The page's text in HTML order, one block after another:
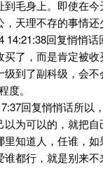
到毛身上。即使在
天理不存的事情还
14:21:38回复悄悄话
买了，而是肯定被
级到了副科级，会
度。
回复悄悄话所以
以为可以的，就把
里知道人，任谁，
谁都行，就是别来